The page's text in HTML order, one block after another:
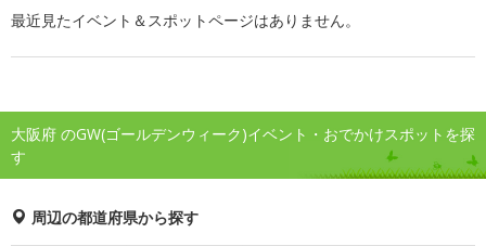
最近見たイベント＆スポットページはありません。
大阪府 のGW(ゴールデンウィーク)イベント・おでかけスポットを探
す
周辺の都道府県から探す